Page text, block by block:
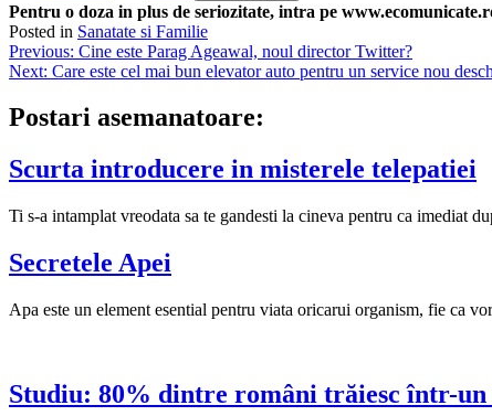
Pentru o doza in plus de seriozitate, intra pe
Posted in Sanatate si Familie
Navigare
în
articole
Previous: Cine este Parag Ageawal, noul director Twitter?
Next: Care este cel mai bun elevator auto pentru un service nou
Postari asemanatoare:
Scurta introducere in misterele telepatiei
Ti s-a intamplat vreodata sa te gandesti la cineva pentru ca imediat
Secretele Apei
Apa este un element esential pentru viata oricarui organism, fie ca
Studiu: 80% dintre români trăiesc într-